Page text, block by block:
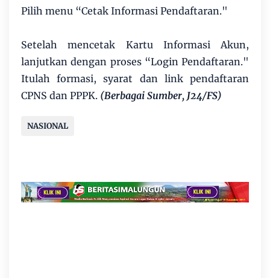
Pilih menu “Cetak Informasi Pendaftaran."
Setelah mencetak Kartu Informasi Akun,
lanjutkan dengan proses “Login Pendaftaran."
Itulah formasi, syarat dan link pendaftaran
CPNS dan PPPK. (Berbagai Sumber, J24/FS)
NASIONAL